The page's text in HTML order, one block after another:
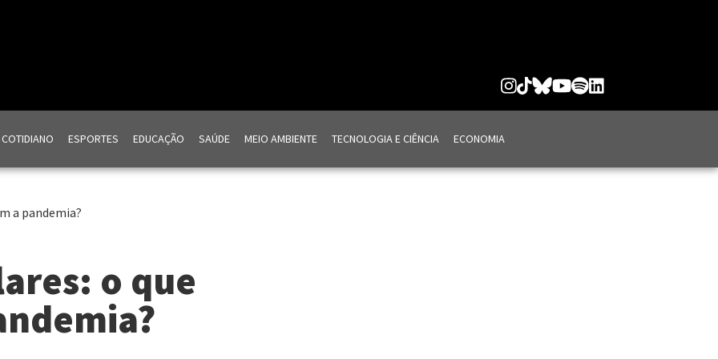
COTIDIANO ESPORTES EDUCAÇÃO SAÚDE MEIO AMBIENTE TECNOLOGIA E CIÊNCIA ECONOMIA
a pandemia?
o que